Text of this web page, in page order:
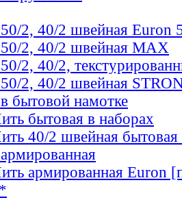
2, 40/2 швейная Euron
2, 40/2 швейная МАХ
2, 40/2,
2, 40/2 швейная
бытовой намотке
бытовая в наборах
40/2 швейная бытовая
армированная Euron